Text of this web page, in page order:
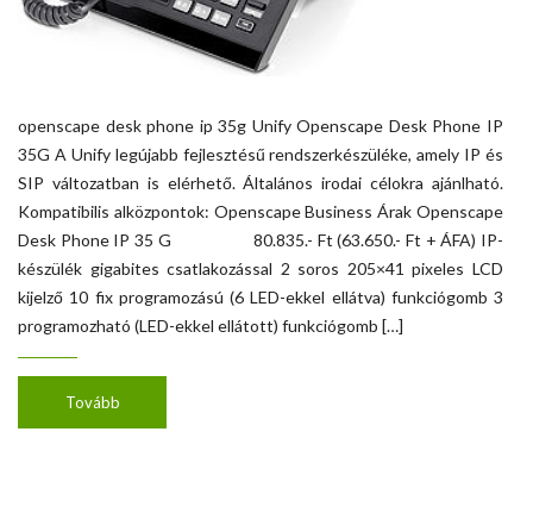
openscape desk phone ip 35g Unify Openscape Desk Phone IP
35G A Unify legújabb fejlesztésű rendszerkészüléke, amely IP és
SIP változatban is elérhető. Általános irodai célokra ajánlható.
Kompatibilis alközpontok: Openscape Business Árak Openscape
Desk Phone IP 35 G 80.835.- Ft (63.650.- Ft + ÁFA) IP-
készülék gigabites csatlakozással 2 soros 205×41 pixeles LCD
kijelző 10 fix programozású (6 LED-ekkel ellátva) funkciógomb 3
programozható (LED-ekkel ellátott) funkciógomb […]
Tovább